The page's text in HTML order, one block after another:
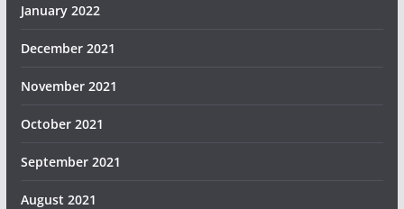
January 2022
December 2021
November 2021
October 2021
September 2021
August 2021